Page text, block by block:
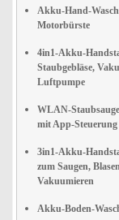
Akku-Hand-
Motorbürste
4in1-Akku-
Staubgebläse,
Luftpumpe
WLAN-
mit App-Steuerung
3in1-Akku-
zum Saugen,
Vakuumieren
Akku-Boden-